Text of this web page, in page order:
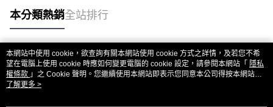
本分類熱銷全站排行
熱門標籤
本網站中使用 cookie，欲查詢有關本網站使用 cookie 方式之詳情，及若您不希
望在電腦上使用 cookie 時應如何變更電腦的 cookie 設定，請參閱本網站「 隱私
權條款 」之 Cookie 聲明。您繼續使用本網站即表示您同意本公司得按本網站使
用條款之 Cookie 聲明使用 cookie。
了解更多 >